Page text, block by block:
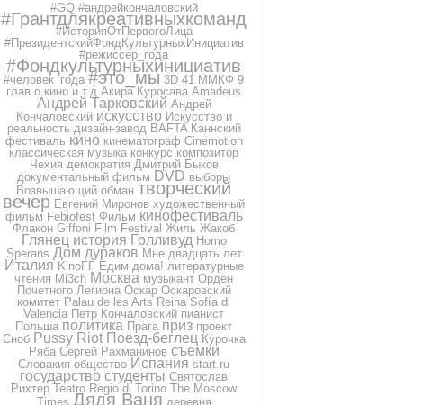
#GQ #андрейкончаловский
#Грантдлякреативныхкоманд
#ИсторияОтПервогоЛица
#ПрезидентскийФондКультурныхИнициатив
#режиссер_года
#Фондкультурныхинициатив
#человек_года #это_мы 3D 41 ММКФ 9
глав о кино и т.д Акира Куросава Amadeus
Андрей Тарковский Андрей
Кончаловский искусство Искусство и
реальность дизайн-завод BAFTA Каннский
фестиваль кино кинематограф Cinemotion
классическая музыка конкурс композитор
Чехия демократия Дмитрий Быков
документальный фильм DVD выборы
Возвышающий обман творческий
вечер Евгений Миронов художественный
фильм Febiofest Фильм кинофестиваль
Флакон Giffoni Film Festival Жиль Жакоб
Глянец история Голливуд Homo
Sperans Дом дураков Мне двадцать лет
Италия KinoFF Едим дома! литературные
чтения Mi3ch Москва музыкант Орден
Почетного Легиона Оскар Оскаровский
комитет Palau de les Arts Reina Sofía di
Valencia Петр Кончаловский пианист
Польша политика Прага приз проект
Сноб Pussy Riot Поезд-беглец Курочка
Ряба Сергей Рахманинов съемки
Словакия общество Испания start.ru
государство студенты Святослав
Рихтер Teatro Regio di Torino The Moscow
Times Дядя Ваня деревня